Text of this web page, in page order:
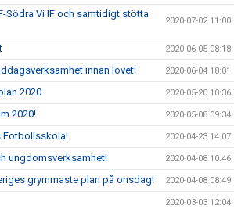
Södra Vi IF och samtidigt stötta
2020-07-02 11:00
2020-06-05 08:18
innan lovet! 2020-06-04 18:01
2020 2020-05-20 10:36
2020! 2020-05-08 09:34
Fotbollsskola! 2020-04-23 14:07
ungdomsverksamhet! 2020-04-08 10:46
grymmaste plan på onsdag! 2020-04-08 08:49
2020-03-03 12:04